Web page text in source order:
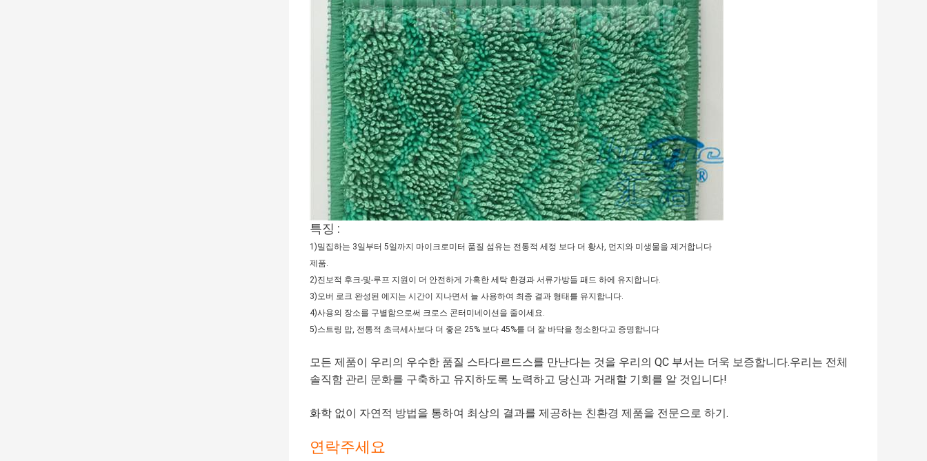
특징 :
1)밀집하는 3일부터 5일까지 마이크로미터 품질 섬유는 전통적 세정 보다 더 황사, 먼지와 미생물을 제거합니다
제품.
2)진보적 후크-및-루프 지원이 더 안전하게 가혹한 세탁 환경과 서류가방들 패드 하에 유지합니다.
3)오버 로크 완성된 에지는 시간이 지나면서 늘 사용하여 최종 결과 형태를 유지합니다.
4)사용의 장소를 구별함으로써 크로스 콘터미네이션을 줄이세요.
5)스트링 맙, 전통적 초극세사보다 더 좋은 25% 보다 45%를 더 잘 바닥을 청소한다고 증명합니다
모든 제품이 우리의 우수한 품질 스타다르드스를 만난다는 것을 우리의 QC 부서는 더욱 보증합니다.우리는 전체
솔직함 관리 문화를 구축하고 유지하도록 노력하고 당신과 거래할 기회를 알 것입니다!
화학 없이 자연적 방법을 통하여 최상의 결과를 제공하는 친환경 제품을 전문으로 하기.
연락주세요